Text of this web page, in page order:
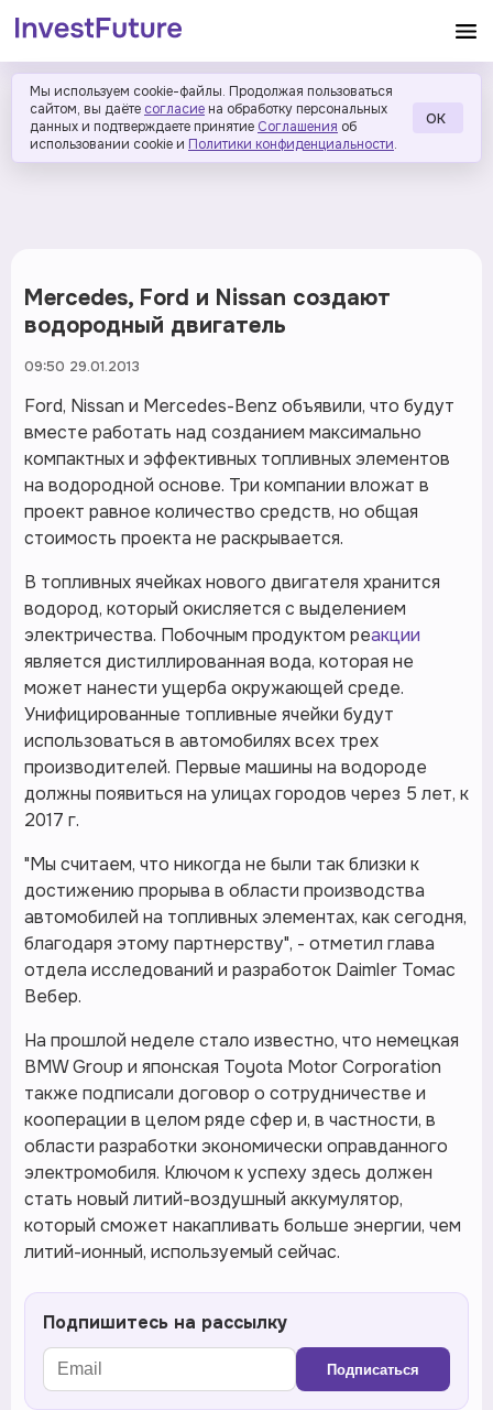
Мы используем cookie-файлы. Продолжая пользоваться
сайтом, вы даёте согласие на обработку персональных
данных и подтверждаете принятие Соглашения об
использовании cookie и Политики конфиденциальности.
ОК
Mercedes, Ford и Nissan создают
водородный двигатель
09:50 29.01.2013
Ford, Nissan и Mercedes-Benz объявили, что будут
вместе работать над созданием максимально
компактных и эффективных топливных элементов
на водородной основе. Три компании вложат в
проект равное количество средств, но общая
стоимость проекта не раскрывается.
В топливных ячейках нового двигателя хранится
водород, который окисляется с выделением
электричества. Побочным продуктом реакции
является дистиллированная вода, которая не
может нанести ущерба окружающей среде.
Унифицированные топливные ячейки будут
использоваться в автомобилях всех трех
производителей. Первые машины на водороде
должны появиться на улицах городов через 5 лет, к
2017 г.
"Мы считаем, что никогда не были так близки к
достижению прорыва в области производства
автомобилей на топливных элементах, как сегодня,
благодаря этому партнерству", - отметил глава
отдела исследований и разработок Daimler Томас
Вебер.
На прошлой неделе стало известно, что немецкая
BMW Group и японская Toyota Motor Corporation
также подписали договор о сотрудничестве и
кооперации в целом ряде сфер и, в частности, в
области разработки экономически оправданного
электромобиля. Ключом к успеху здесь должен
стать новый литий-воздушный аккумулятор,
который сможет накапливать больше энергии, чем
литий-ионный, используемый сейчас.
Подпишитесь на рассылку
Подписаться